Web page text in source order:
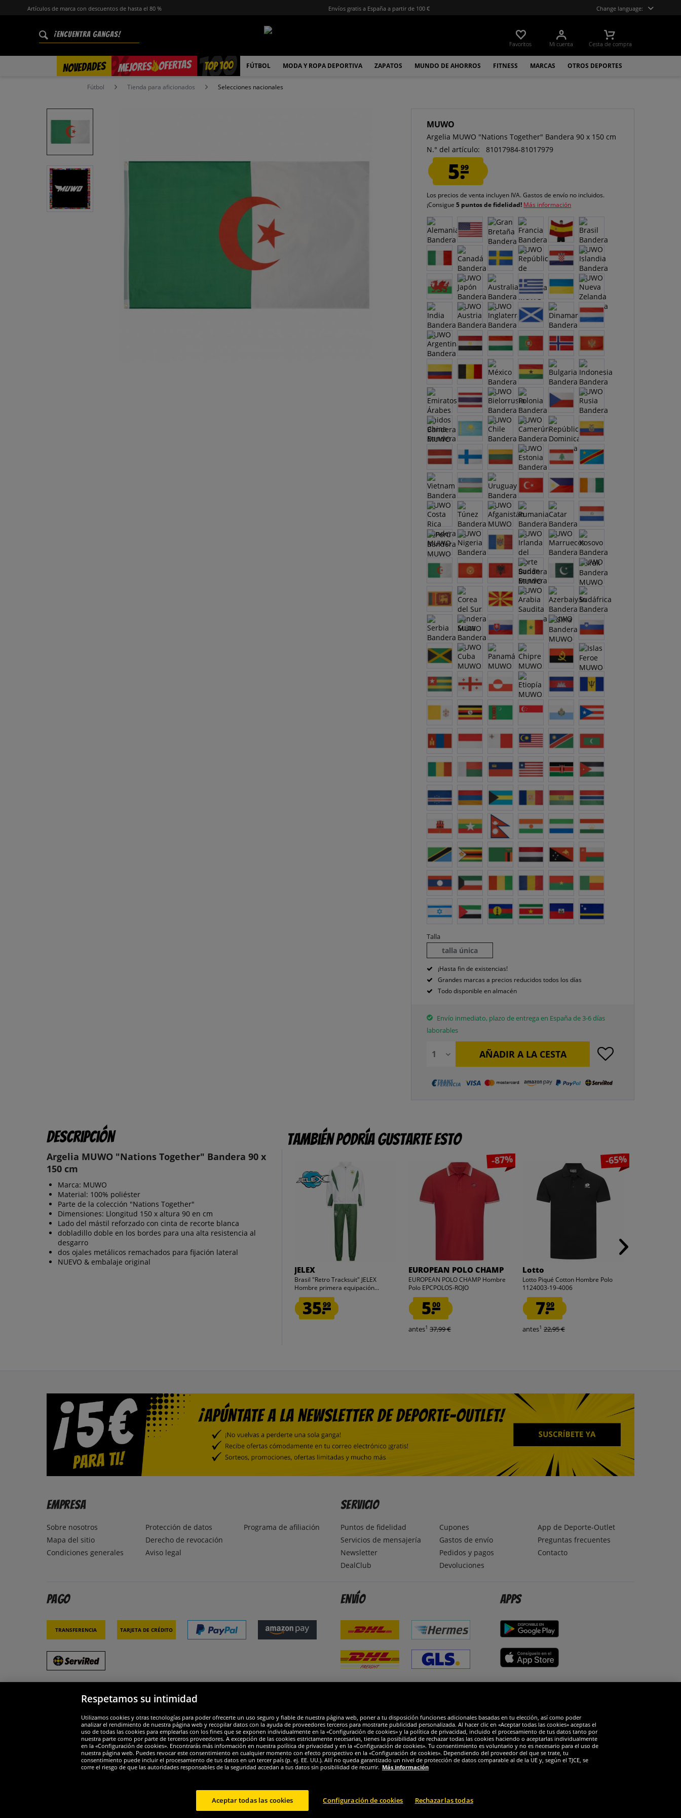
Artículos de marca con descuentos de hasta el 80 % Envíos gratis a España a partir de 100 € Change language:
Favoritos Mi cuenta Cesta de compra
NOVEDADES MEJORES OFERTAS
% TOP 100 FÚTBOL MODA Y ROPA DEPORTIVA ZAPATOS MUNDO DE AHORROS FITNESS MARCAS OTROS DEPORTES
Fútbol Tienda para aficionados Selecciones nacionales
MUWO
Argelia MUWO "Nations Together" Bandera 90 x 150 cm
N.° del artículo:
81017984-81017979
5.99
Los precios de venta incluyen IVA.Gastos de envío no incluidos.
¡Consigue5 puntos de fidelidad! Más información
Talla
talla única
¡Hasta fin de existencias!
Grandes marcas a precios reducidos todos los días
Todo disponible en almacén
Envío inmediato, plazo de entrega en España de 3-6 días
laborables
AÑADIR A LA CESTA
Descripción
Argelia MUWO "Nations Together" Bandera 90 x
150 cm
Marca: MUWO
Material: 100% poliéster
Parte de la colección "Nations Together"
Dimensiones: Llongitud 150 x altura 90 en cm
Lado del mástil reforzado con cinta de recorte blanca
dobladillo doble en los bordes para una alta resistencia al
desgarro
dos ojales metálicos remachados para fijación lateral
NUEVO & embalaje original
También podría gustarte esto
JELEX
Brasil "Retro Tracksuit" JELEX
Hombre primera equipación...
35.99
-87%
EUROPEAN POLO CHAMP
EUROPEAN POLO CHAMP Hombre
Polo EPCPOLOS-ROJO
5.00
antes1 37,99 €
-65%
Lotto
Lotto Piqué Cotton Hombre Polo
1124003-19-4006
7.99
antes1 22,95 €
Empresa
Sobre nosotros
Mapa del sitio
Condiciones generales
Protección de datos
Derecho de revocación
Aviso legal
Programa de afiliación
Servicio
Puntos de fidelidad
Servicios de mensajería
Newsletter
DealClub
Cupones
Gastos de envío
Pedidos y pagos
Devoluciones
App de Deporte-Outlet
Preguntas frecuentes
Contacto
Pago
Transferencia Tarjeta de crédito
Envío Apps
Widerruf
Respetamos su intimidad
Utilizamos cookies y otras tecnologías para poder ofrecerte un uso seguro y fiable de nuestra página web, poner a tu disposición funciones adicionales basadas en tu elección, así como poder
analizar el rendimiento de nuestra página web y recopilar datos con la ayuda de proveedores terceros para mostrarte publicidad personalizada. Al hacer clic en «Aceptar todas las cookies» aceptas el
uso de todas las cookies para emplearlas con los fines que se exponen individualmente en la «Configuración de cookies» y la política de privacidad, incluido el procesamiento de tus datos tanto por
nuestra parte como por parte de terceros proveedores. A excepción de las cookies estrictamente necesarias, tienes la posibilidad de rechazar todas las cookies haciendo o aceptarlas individualmente
en la «Configuración de cookies». Encontrarás más información en nuestra política de privacidad y en la «Configuración de cookies». Tu consentimiento es voluntario y no es necesario para el uso de
nuestra página web. Puedes revocar este consentimiento en cualquier momento con efecto prospectivo en la «Configuración de cookies». Dependiendo del proveedor del que se trate, tu
consentimiento puede incluir el procesamiento de tus datos en un tercer país (p. ej. EE. UU.). Allí no queda garantizado un nivel de protección de datos comparable al de la UE y, según el TJCE, se
corre el riesgo de que las autoridades responsables de la seguridad accedan a tus datos sin posibilidad de recurrir. Más información
Configuración de cookies Rechazarlas todas
Aceptar todas las cookies